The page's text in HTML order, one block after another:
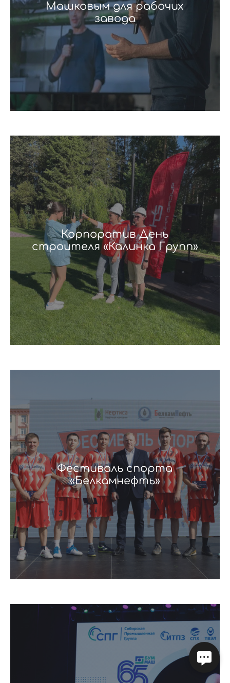
Машковым для рабочих
завода
Корпоратив День
строителя «Калинка Групп»
Фестиваль спорта
«Белкамнефть»